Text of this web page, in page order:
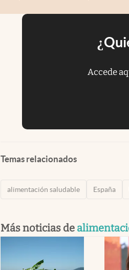
Accede
Temas relacionados
alimentación saludable España
Más noticias de